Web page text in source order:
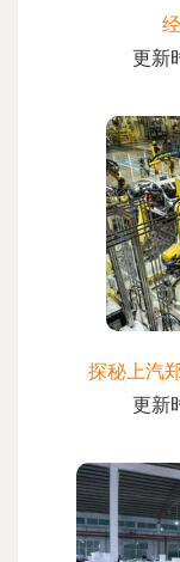
更新
探秘上汽
更新